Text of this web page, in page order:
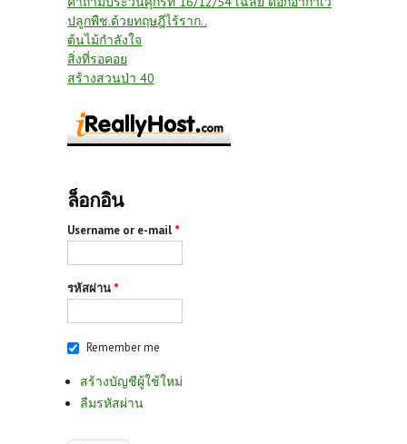
ปลูกพืช.ด้วยทฤษฎีไร้ราก..
ต้นไม้กำลังใจ
สิ่งที่รอคอย
สร้างสวนป่า 40
ล็อกอิน
Username or e-mail *
รหัสผ่าน *
Remember me
สร้างบัญชีผู้ใช้ใหม่
ลืมรหัสผ่าน